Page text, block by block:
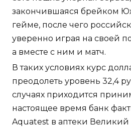
закончившаяся брейком
гейме, после чего
уверенно играя на своей
а вместе с ним и матч.
В таких условиях курс
преодолеть уровень 32,4
случаях приходится
настоящее время банк
Aquatest в аптеки Великий